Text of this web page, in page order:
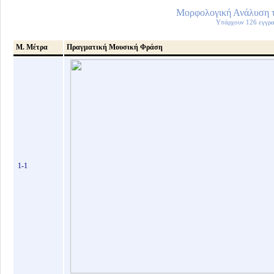
Μορφολογική Ανάλυση
Υπάρχουν 126
Μ. Μέτρα Πραγματική Μουσική Φράση
1-1